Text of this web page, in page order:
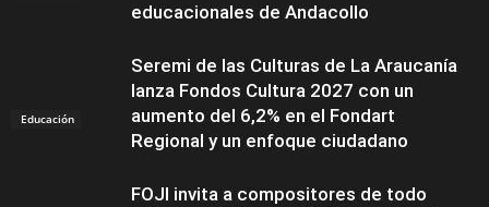
educacionales de Andacollo
Educación
Seremi de las Culturas de La Araucanía
lanza Fondos Cultura 2027 con un
aumento del 6,2% en el Fondart
Regional y un enfoque ciudadano
FOJI invita a compositores de todo